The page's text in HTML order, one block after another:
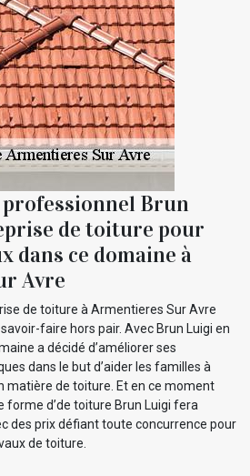
professionnel Brun
de toiture pour
dans ce domaine à
Avre
de toiture à Armentieres Sur Avre
faire hors pair. Avec Brun Luigi en
a décidé d’améliorer ses
dans le but d’aider les familles à
matière de toiture. Et en ce moment
forme d’de toiture Brun Luigi fera
des prix défiant toute concurrence pour
de toiture.